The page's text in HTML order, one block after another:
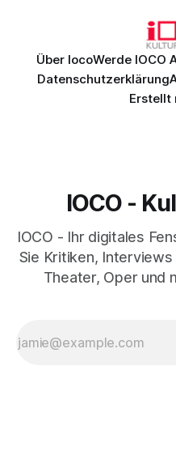
Über IocoWerde IOCO
Datenschutzerklärung
Erstellt
IOCO -
IOCO - Ihr digitales
Sie Kritiken,
Theater, Oper und